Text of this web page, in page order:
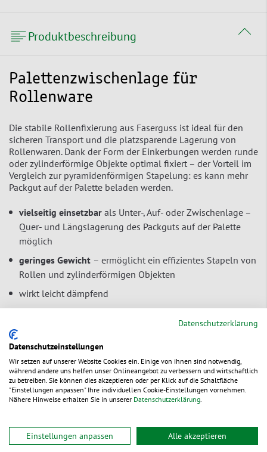
Produktbeschreibung
Palettenzwischenlage für
Rollenware
Die stabile Rollenfixierung aus Faserguss ist ideal für den
sicheren Transport und die platzsparende Lagerung von
Rollenwaren. Dank der Form der Einkerbungen werden runde
oder zylinderförmige Objekte optimal fixiert – der Vorteil im
Vergleich zur pyramidenförmigen Stapelung: es kann mehr
Packgut auf der Palette beladen werden.
vielseitig einsetzbar als Unter-, Auf- oder Zwischenlage –
Quer- und Längslagerung des Packguts auf der Palette
möglich
geringes Gewicht – ermöglicht ein effizientes Stapeln von
Rollen und zylinderförmigen Objekten
wirkt leicht dämpfend
bei Lagerung und Transport durch flächendeckende
Verteilung vom Gewicht
in 4 verschiedenen Größen für unterschiedliche Rollen
erhältlich
nestbar – spart Lagerplatz
Datenschutzerklärung
Datenschutzeinstellungen
Wir setzen auf unserer Website Cookies ein. Einige von ihnen sind notwendig,
während andere uns helfen unser Onlineangebot zu verbessern und wirtschaftlich
zu betreiben. Sie können dies akzeptieren oder per Klick auf die Schaltfläche
"Einstellungen anpassen" Ihre individuellen Cookie-Einstellungen vornehmen.
Nähere Hinweise erhalten Sie in unserer Datenschutzerklärung
Einstellungen anpassen Alle akzeptieren